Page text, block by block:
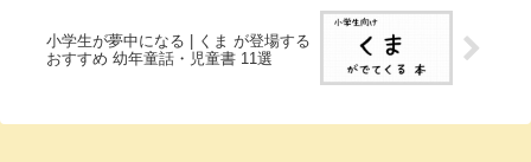
小学生が夢中になる | くま が登場する
おすすめ 幼年童話・児童書 11選